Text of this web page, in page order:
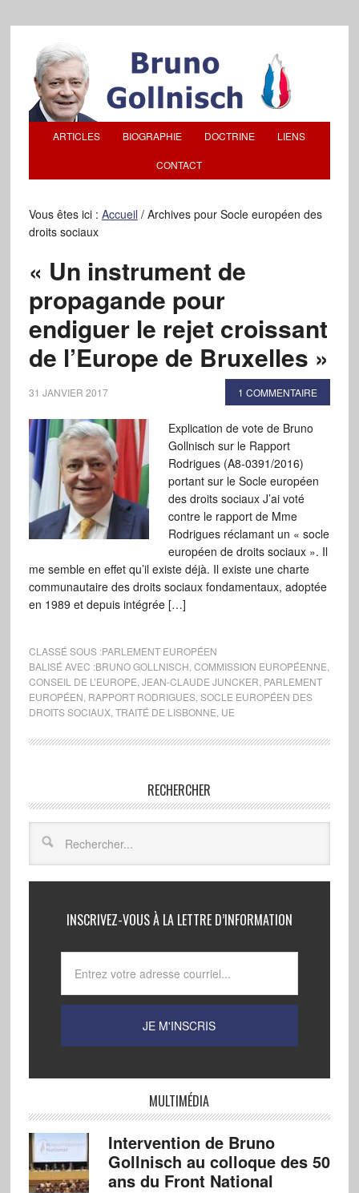
ARTICLES BIOGRAPHIE DOCTRINE LIENS
CONTACT
Vous êtes ici : Accueil /Archives pour Socle européen des
droits sociaux
« Un instrument de
propagande pour
endiguer le rejet croissant
de l’Europe de Bruxelles »
31 JANVIER 2017 1 COMMENTAIRE
Explication de vote de Bruno
Gollnisch sur le Rapport
Rodrigues (A8-0391/2016)
portant sur le Socle européen
des droits sociaux J’ai voté
contre le rapport de Mme
Rodrigues réclamant un « socle
européen de droits sociaux ». Il
me semble en effet qu’il existe déjà. Il existe une charte
communautaire des droits sociaux fondamentaux, adoptée
en 1989 et depuis intégrée […]
CLASSÉ SOUS :PARLEMENT EUROPÉEN
BALISÉ AVEC :BRUNO GOLLNISCH COMMISSION EUROPÉENNE
CONSEIL DE L’EUROPE JEAN-CLAUDE JUNCKER PARLEMENT
EUROPÉEN RAPPORT RODRIGUES, SOCLE EUROPÉEN DES
DROITS SOCIAUX, TRAITÉ DE LISBONNE UE
RECHERCHER
INSCRIVEZ-VOUS À LA LETTRE D’INFORMATION
MULTIMÉDIA
Intervention de Bruno
Gollnisch au colloque des 50
ans du Front National